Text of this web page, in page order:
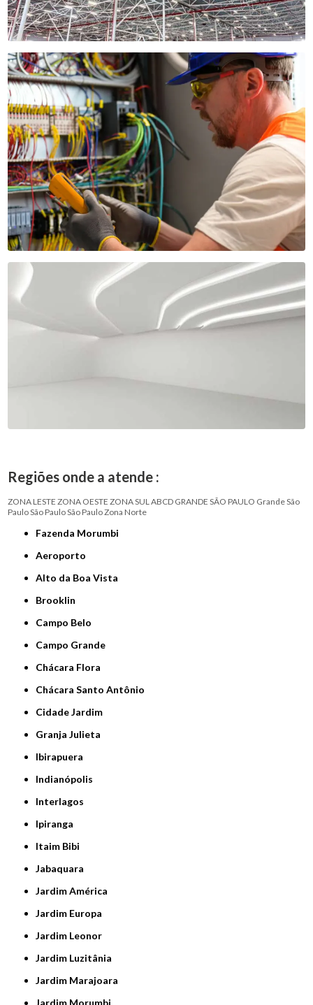
Regiões onde a atende :
ZONA LESTE ZONA OESTE ZONA SULABCD GRANDE SÃO PAULO Grande São
PauloSão PauloSão PauloZona Norte
Fazenda Morumbi
Aeroporto
Alto da Boa Vista
Brooklin
Campo Belo
Campo Grande
Chácara Flora
Chácara Santo Antônio
Cidade Jardim
Granja Julieta
Ibirapuera
Indianópolis
Interlagos
Ipiranga
Itaim Bibi
Jabaquara
Jardim América
Jardim Europa
Jardim Leonor
Jardim Luzitânia
Jardim Marajoara